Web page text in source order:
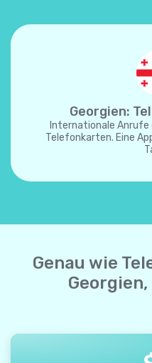
Georgien:
Internationale
Telefonkarten. Eine
Genau wie